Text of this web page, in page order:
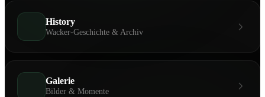
History
Wacker-Geschichte & Archiv
Galerie
Bilder & Momente